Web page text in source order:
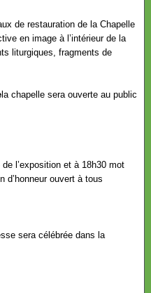
de restauration de la Chapelle
en image à l’intérieur de la
liturgiques, fragments de
la chapelle sera ouverte au public
de l’exposition et à 18h30 mot
d’honneur ouvert à tous
sera célébrée dans la